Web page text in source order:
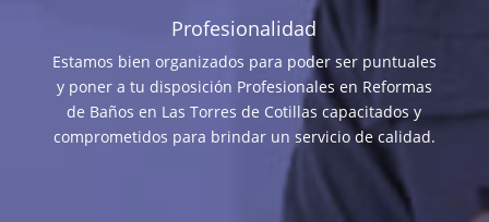
Profesionalidad
Estamos bien organizados para poder ser puntuales
y poner a tu disposición Profesionales en Reformas
de Baños en Las Torres de Cotillas capacitados y
comprometidos para brindar un servicio de calidad.